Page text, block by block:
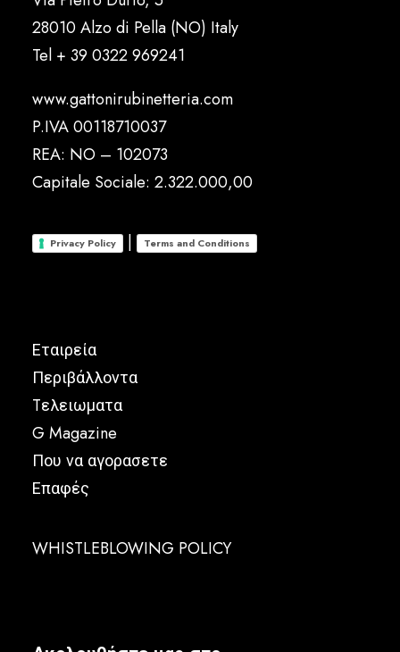
28010 Alzo di Pella (NO) Italy
Tel + 39 0322 969241
www.gattonirubinetteria.com
P.IVA 00118710037
REA: NO – 102073
Capitale Sociale: 2.322.000,00
Privacy Policy | Terms and Conditions
Εταιρεία
Περιβάλλοντα
Tελειωματα
G Magazine
Που να αγορασετε
Επαφές
WHISTLEBLOWING POLICY